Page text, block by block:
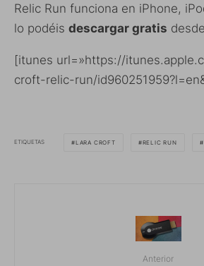
Relic Run funciona en iPhone,
lo podéis descargar gratis
[itunes url=»https://
croft-relic-run/
ETIQUETAS LARA CROFT RELIC RUN
Anterior